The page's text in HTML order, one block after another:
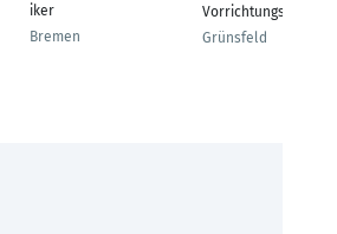
iker
Bremen
Vorrichtungsbau
Grünsfeld